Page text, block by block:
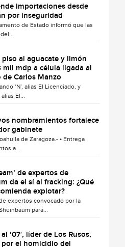
importaciones desde
por inseguridad
de Estado informó que las
piso al aguacate y limón
mil mdp a célula ligada al
de Carlos Manzo
‘N’, alias El Licenciado, y
alias El...
nombramientos fortalece
gabinete
de Zaragoza.- • Entrega
a...
de expertos de
da el sí al fracking: ¿Qué
explotar?
expertos convocado por la
para...
‘07′, líder de Los Rusos,
por el homicidio del